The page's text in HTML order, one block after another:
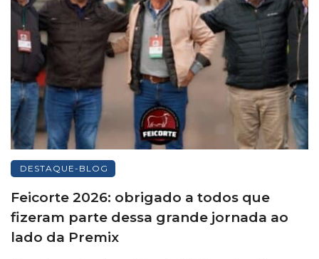
DESTAQUE-BLOG
Feicorte 2026: obrigado a todos que
fizeram parte dessa grande jornada ao
lado da Premix